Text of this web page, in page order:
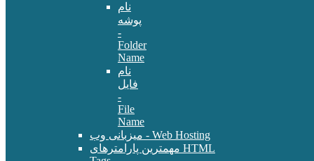
نام
پوشه
-
Folder
Name
نام
فایل
-
File
Name
میزبانی وب - Web Hosting
مهمترین پارامترهای HTML